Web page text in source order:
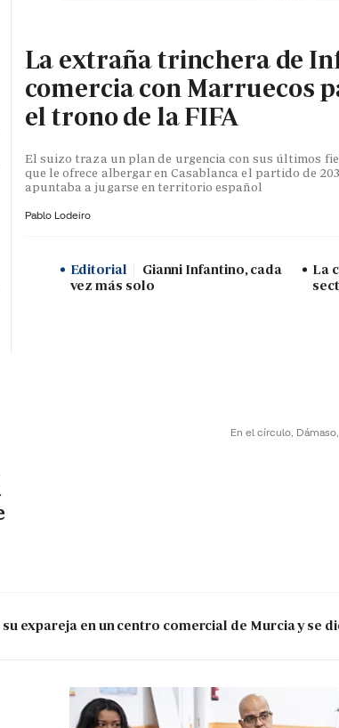
La extraña trinchera de
comercia con Marruecos
el trono de la FIFA
El suizo traza un plan de urgencia con sus últimos
que le ofrece albergar en Casablanca el partido de
apuntaba a jugarse en territorio español
Pablo Lodeiro
Editorial
Gianni Infantino, cada
vez más solo
La
En el círculo,
expareja en un centro comercial de Murcia y se